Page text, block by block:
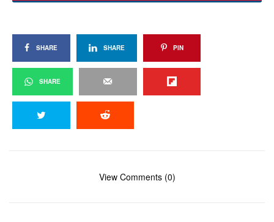
SHARE SHARE PIN
SHARE
View Comments (0)